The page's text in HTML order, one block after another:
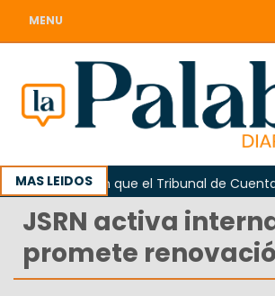
MENU
MAS LEIDOS
Piden que el Tribunal de Cuentas
JSRN activa
promete